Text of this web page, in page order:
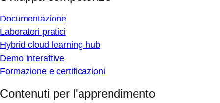
Documentazione
Laboratori pratici
Hybrid cloud learning hub
Demo interattive
Formazione e certificazioni
Contenuti per l'apprendimento